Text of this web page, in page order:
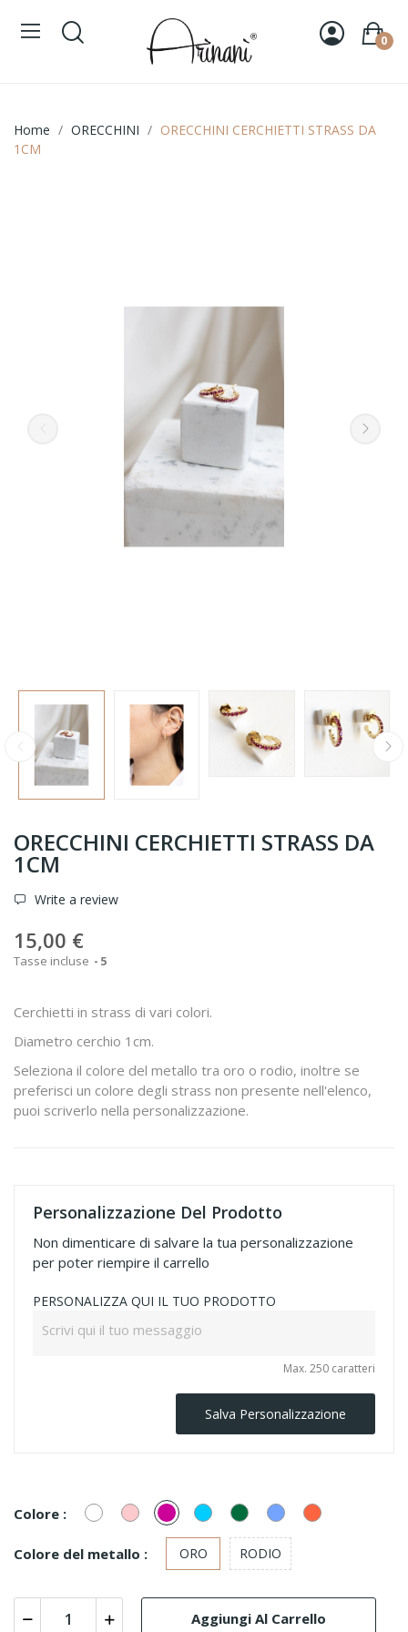
0
Home ORECCHINI
ORECCHINI CERCHIETTI STRASS DA
1CM
ORECCHINI CERCHIETTI STRASS DA
1CM
Write a review
15,00 €
Tasse incluse 5
Cerchietti in strass di vari colori.
Diametro cerchio 1cm.
Seleziona il colore del metallo tra oro o rodio, inoltre se
preferisci un colore degli strass non presente nell'elenco,
puoi scriverlo nella personalizzazione.
Personalizzazione Del Prodotto
Non dimenticare di salvare la tua personalizzazione
per poter riempire il carrello
PERSONALIZZA QUI IL TUO PRODOTTO
Max. 250 caratteri
Salva Personalizzazione
Colore : Bianco/Cristal
Rosa FucsiaTurcheseSmeraldoAzzurro
polvere
Corallo
Colore del metallo : ORO RODIO
Aggiungi Al Carrello